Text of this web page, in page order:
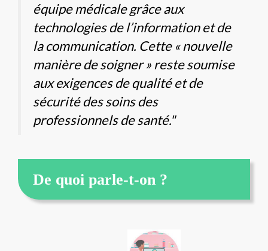
équipe médicale grâce aux
technologies de l’information et de
la communication. Cette « nouvelle
manière de soigner » reste soumise
aux exigences de qualité et de
sécurité des soins des
professionnels de santé."
De quoi parle-t-on ?